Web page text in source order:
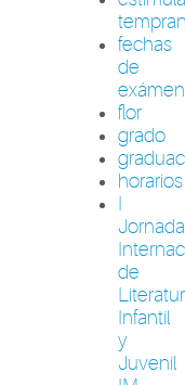
fechas
de
flor
grado
horarios
I
de
Infantil
y
Juvenil